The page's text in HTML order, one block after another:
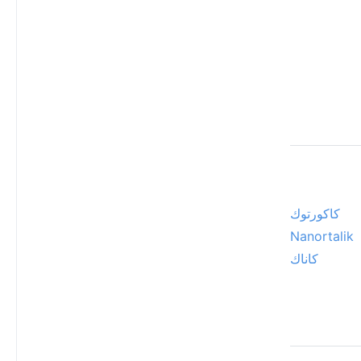
كاكورتوك
Nanortalik
كاناك